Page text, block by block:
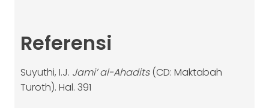
Referensi
Suyuthi, I.J. Jami’ al-Ahadits(CD: Maktabah
Turoth). Hal. 391